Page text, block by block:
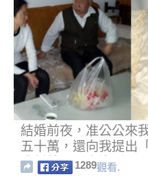
結婚前夜，准公公來
五十萬，還向我提出
我糾結了一夜沒睡！！
1289觀看.